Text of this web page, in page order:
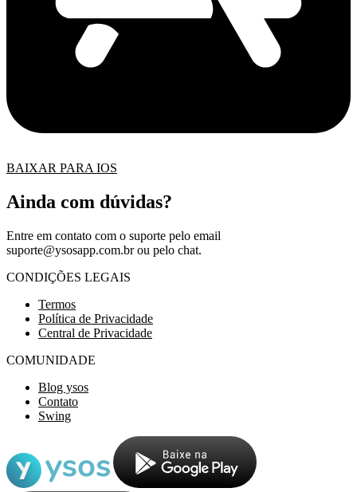
BAIXAR PARA IOS
Ainda com dúvidas?
Entre em contato com o suporte pelo email
suporte@ysosapp.com.brou pelo chat.
CONDIÇÕES LEGAIS
Termos
Política de Privacidade
Central de Privacidade
COMUNIDADE
Blog ysos
Contato
Swing